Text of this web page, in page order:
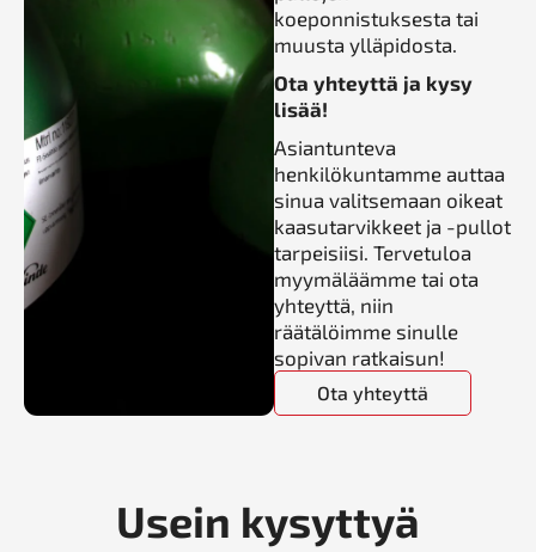
koeponnistuksesta tai
muusta ylläpidosta.
Ota yhteyttä ja kysy
lisää!
Asiantunteva
henkilökuntamme auttaa
sinua valitsemaan oikeat
kaasutarvikkeet ja -pullot
tarpeisiisi. Tervetuloa
myymäläämme tai ota
yhteyttä, niin
räätälöimme sinulle
sopivan ratkaisun!
Ota yhteyttä
Usein kysyttyä